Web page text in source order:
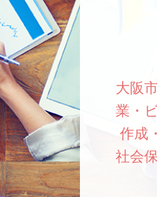
大阪
業・
作成
社会